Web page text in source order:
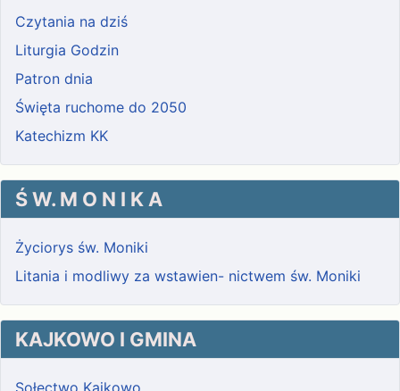
Czytania na dziś
Liturgia Godzin
Patron dnia
Święta ruchome do 2050
Katechizm KK
Ś W. M O N I K A
Życiorys św. Moniki
Litania i modliwy za wstawien- nictwem św. Moniki
KAJKOWO I GMINA